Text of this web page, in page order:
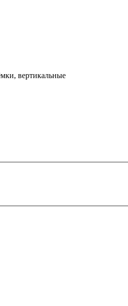
вертикальные